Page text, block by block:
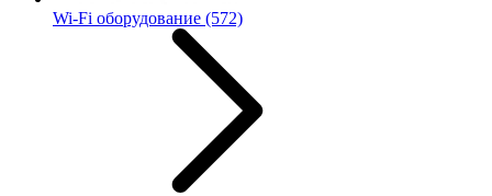
Wi-Fi оборудование (572)